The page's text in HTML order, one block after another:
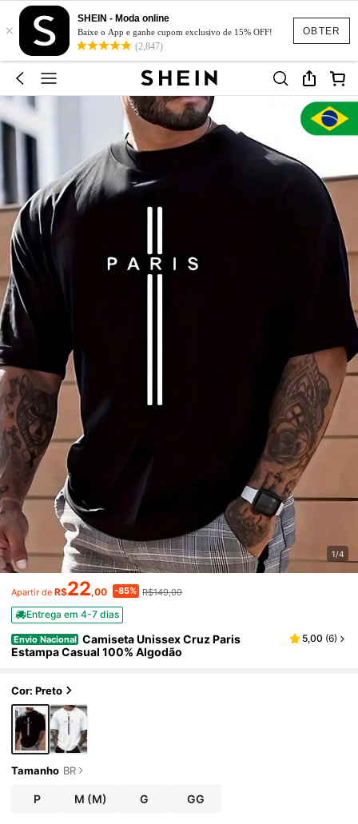
OBTER
×
SHEIN - Moda online
Baixe o App e ganhe cupom exclusivo de 15% OFF!
(2,847)
1/4
Apartir de R$22,00 -85% R$149,00
Entrega em 4-7 dias
Envio Nacional Camiseta Unissex Cruz Paris
Estampa Casual 100% Algodão
5,00 (6)
Cor: Preto
Tamanho BR
P M (M) G GG